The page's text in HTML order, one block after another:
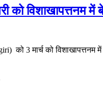
को विशाखापत्तनम में
को 3 मार्च को